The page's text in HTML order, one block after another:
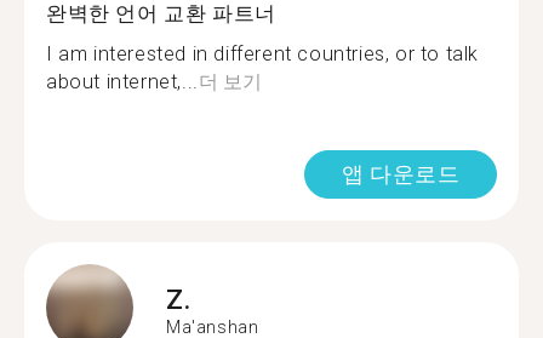
완벽한 언어 교환 파트너
I am interested in different countries, or to talk
about internet,...더 보기
앱 다운로드
Z.
Ma'anshan